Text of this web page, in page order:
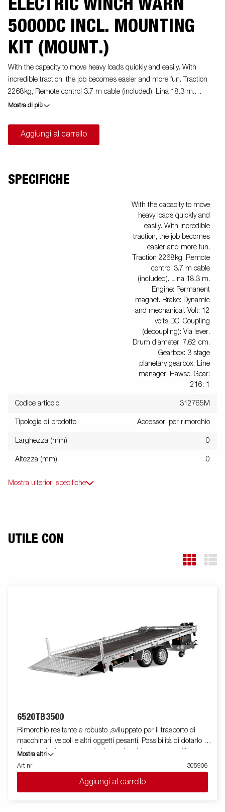
ELECTRIC WINCH WARN
5000DC INCL. MOUNTING
KIT (MOUNT.)
With the capacity to move heavy loads quickly and easily. With
incredible traction, the job becomes easier and more fun. Traction
2268kg, Remote control 3.7 m cable (included). Lina 18.3 m.
Engine: Permanent magnet. Brake: Dynamic and mechanical. Volt:
cm. Gearbox: 3 stage planetary gearbox. Line manager: Hawse.
Gear: 216: 1
Mostra di più
Aggiungi al carrello
SPECIFICHE
With the capacity to move
heavy loads quickly and
easily. With incredible
traction, the job becomes
easier and more fun.
Traction 2268kg, Remote
control 3.7 m cable
(included). Lina 18.3 m.
Engine: Permanent
magnet. Brake: Dynamic
and mechanical. Volt: 12
volts DC. Coupling
(decoupling): Via lever.
Drum diameter: 7.62 cm.
Gearbox: 3 stage
planetary gearbox. Line
manager: Hawse. Gear:
216: 1
Codice articolo 312765M
Tipologia di prodotto Accessori per rimorchio
Larghezza (mm) 0
Altezza (mm) 0
Mostra ulteriori specifiche
UTILE CON
6520TB3500
Rimorchio resitente e robusto ,sviluppato per il trasporto di
macchinari, veicoli e altri oggetti pesanti. Possibilità di dotarlo di
sistema di ribaltamento che lo rende adatto ad ogni utilizzo
mediante la combinazione di diversi accessori Le immagini
sono solo a scopo illustrativo e possono mostrare attrezzature
Mostra altri
Art nr
305906
Aggiungi al carrello